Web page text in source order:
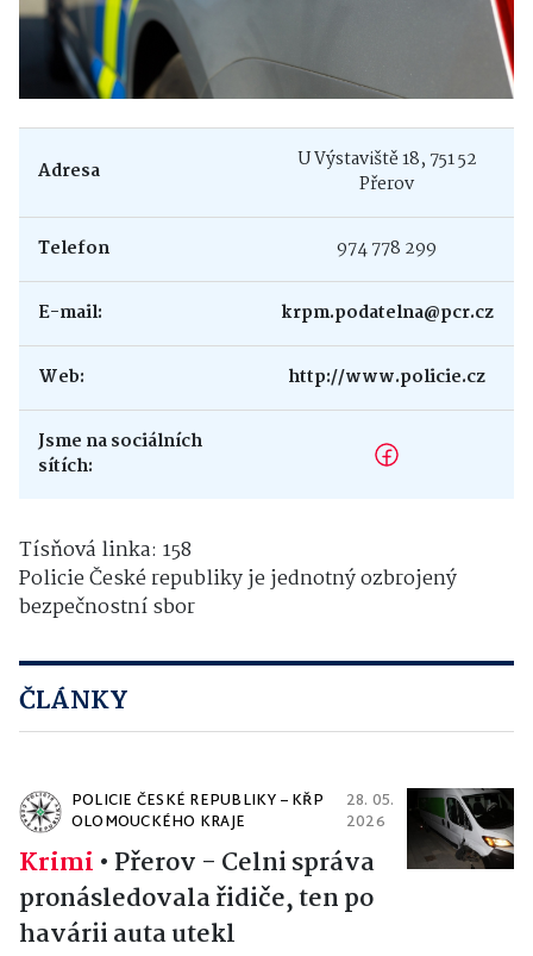
Adresa
U Výstaviště 18, 751 52
Přerov
Telefon 974 778 299
E-mail: krpm.podatelna@pcr.cz
Web: http://www.policie.cz
Jsme na sociálních
sítích:
Tísňová linka: 158
Policie České republiky je jednotný ozbrojený
bezpečnostní sbor
ČLÁNKY
POLICIE ČESKÉ REPUBLIKY – KŘP
OLOMOUCKÉHO KRAJE
28. 05.
2026
Krimi • Přerov - Celni správa
pronásledovala řidiče, ten po
havárii auta utekl